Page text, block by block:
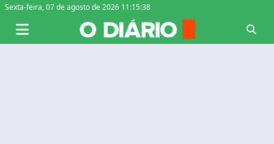
Sexta-feira,07 de agosto de 2026 11:15:39